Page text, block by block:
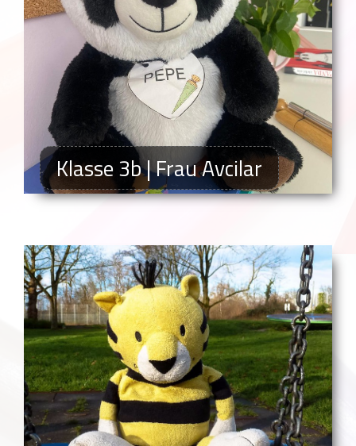
Klasse 3b | Frau Avcilar